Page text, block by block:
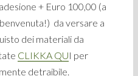
+ Euro 100,00 (a
da versare a
dei materiali da
CLIKKA QUI per
detraibile.